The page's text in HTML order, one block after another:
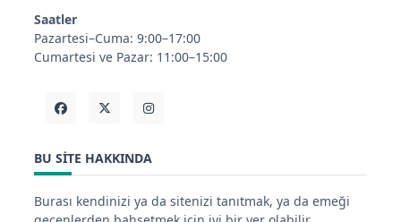
Saatler
Pazartesi–Cuma: 9:00–17:00
Cumartesi ve Pazar: 11:00–15:00
BU SITE HAKKINDA
Burası kendinizi ya da sitenizi tanıtmak, ya da emeği